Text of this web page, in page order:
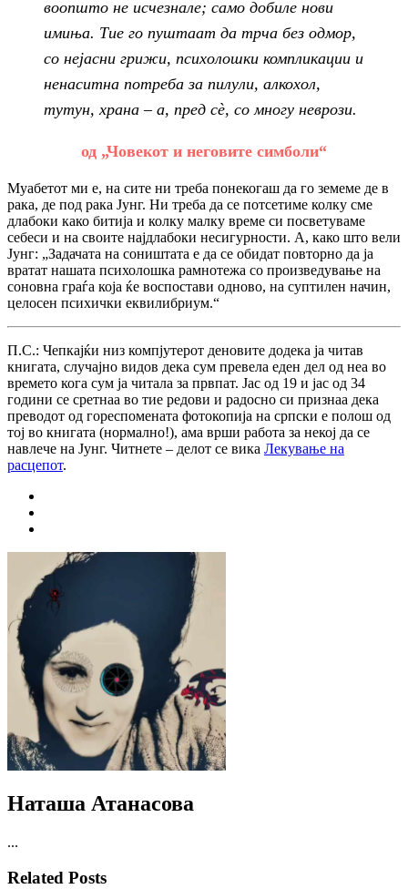
воопшто не исчезнале; само добиле нови
имиња. Тие го пуштаат да трча без одмор,
со нејасни грижи, психолошки компликации и
ненаситна потреба за пилули, алкохол,
тутун, храна – а, пред сè, со многу неврози.
од „Човекот и неговите симболи“
Муабетот ми е, на сите ни треба понекогаш да го земеме де в
рака, де под рака Јунг. Ни треба да се потсетиме колку сме
длабоки како битија и колку малку време си посветуваме
себеси и на своите најдлабоки несигурности. А, како што вели
Јунг: „Задачата на соништата е да се обидат повторно да ја
вратат нашата психолошка рамнотежа со произведување на
соновна граѓа која ќе воспостави одново, на суптилен начин,
целосен психички еквилибриум.“
П.С.: Чепкајќи низ компјутерот деновите додека ја читав
книгата, случајно видов дека сум превела еден дел од неа во
времето кога сум ја читала за првпат. Јас од 19 и јас од 34
години се сретнаа во тие редови и радосно си признаа дека
преводот од гореспомената фотокопија на српски е полош од
тој во книгата (нормално!), ама врши работа за некој да се
навлече на Јунг. Читнете – делот се вика Лекување на
расцепот.
Наташа Атанасова
...
Related Posts